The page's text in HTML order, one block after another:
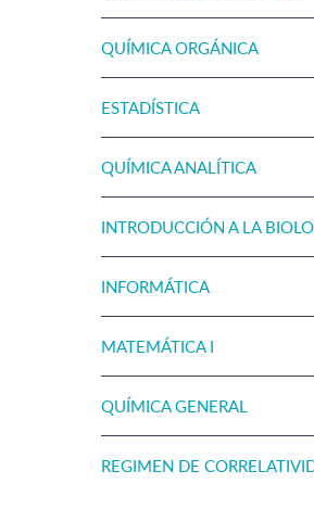
QUÍMICA ORGÁNICA
ESTADÍSTICA
QUÍMICA ANALÍTICA
INTRODUCCIÓN A LA
INFORMÁTICA
MATEMÁTICA I
QUÍMICA GENERAL
REGIMEN DE